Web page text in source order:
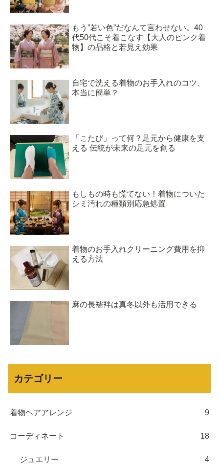
もう”若い色”だなんて言わせない。40
代50代こそ着こなす【大人のピンク着
物】の品格と若見え効果
自宅で洗える着物のお手入れのコツ、
本当に簡単？
「こたび」って何？足元から健康を支
える 伝統が未来の足元を創る
もしもの時も慌てない！着物についた
シミ汚れの種類別応急処置
着物のお手入れクリーニング費用を抑
える方法
麻の長襦袢は真冬以外も活用できる
カテゴリー
着物ヘアアレンジ 9
コーディネート 18
ジュエリー 4